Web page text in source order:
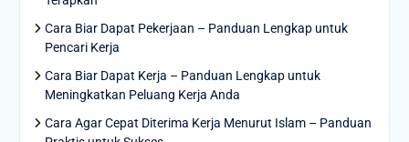
Cara Biar Dapat Pekerjaan – Panduan Lengkap untuk
Pencari Kerja
Cara Biar Dapat Kerja – Panduan Lengkap untuk
Meningkatkan Peluang Kerja Anda
Cara Agar Cepat Diterima Kerja Menurut Islam – Panduan